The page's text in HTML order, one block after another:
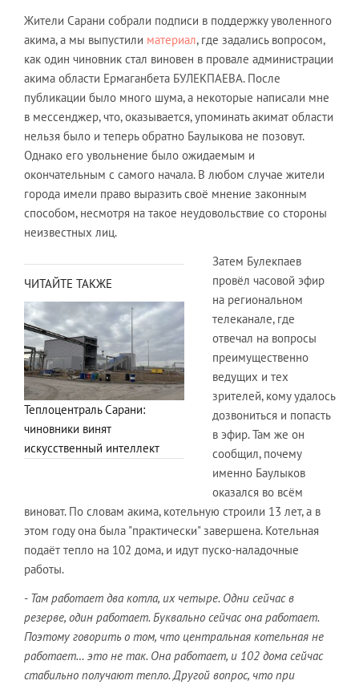
Жители Сарани собрали подписи в поддержку уволенного
акима, а мы выпустили материал, где задались вопросом,
как один чиновник стал виновен в провале администрации
акима области Ермаганбета БУЛЕКПАЕВА. После
публикации было много шума, а некоторые написали мне
в мессенджер, что, оказывается, упоминать акимат области
нельзя было и теперь обратно Баулыкова не позовут.
Однако его увольнение было ожидаемым и
окончательным с самого начала. В любом случае жители
города имели право выразить своё мнение законным
способом, несмотря на такое неудовольствие со стороны
неизвестных лиц.
ЧИТАЙТЕ ТАКЖЕ
Теплоцентраль Сарани:
чиновники винят
искусственный интеллект
Затем Булекпаев
провёл часовой эфир
на региональном
телеканале, где
отвечал на вопросы
преимущественно
ведущих и тех
зрителей, кому удалось
дозвониться и попасть
в эфир. Там же он
сообщил, почему
именно Баулыков
оказался во всём
виноват. По словам акима, котельную строили 13 лет, а в
этом году она была "практически" завершена. Котельная
подаёт тепло на 102 дома, и идут пуско-наладочные
работы.
- Там работает два котла, их четыре. Одни сейчас в
резерве, один работает. Буквально сейчас она работает.
Поэтому говорить о том, что центральная котельная не
работает… это не так. Она работает, и 102 дома сейчас
стабильно получают тепло. Другой вопрос, что при